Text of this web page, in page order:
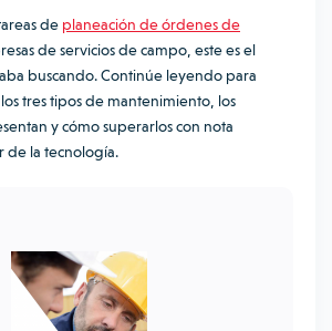
de planeación de órdenes de
de servicios de campo, este es el
buscando. Continúe leyendo para
tres tipos de mantenimiento, los
y cómo superarlos con nota
de la tecnología.